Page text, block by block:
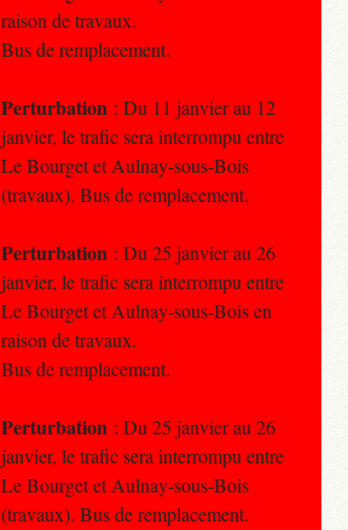
raison de travaux.
Bus de remplacement.
Perturbation : Du 11 janvier au 12
janvier, le trafic sera interrompu entre
Le Bourget et Aulnay-sous-Bois
(travaux). Bus de remplacement.
Perturbation : Du 25 janvier au 26
janvier, le trafic sera interrompu entre
Le Bourget et Aulnay-sous-Bois en
raison de travaux.
Bus de remplacement.
Perturbation : Du 25 janvier au 26
janvier, le trafic sera interrompu entre
Le Bourget et Aulnay-sous-Bois
(travaux). Bus de remplacement.